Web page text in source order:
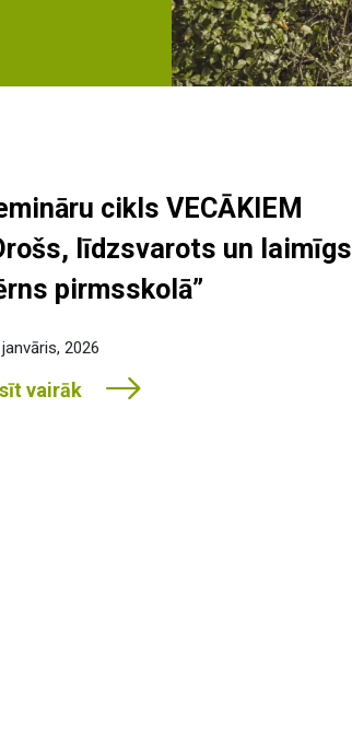
cikls VECĀKIEM
līdzsvarots un laimīgs
pirmsskolā”
janvāris, 2026
vairāk